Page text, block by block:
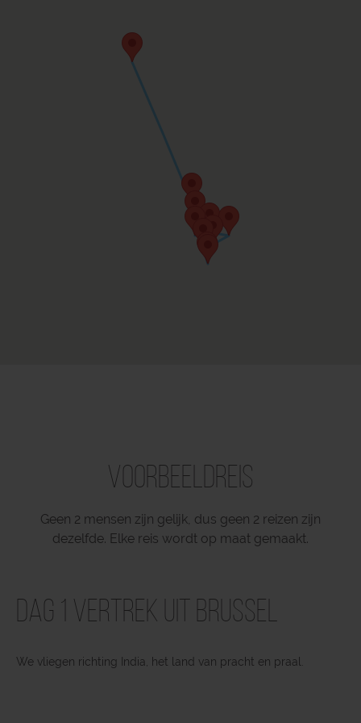
Voorbeeldreis
Geen 2 mensen zijn gelijk, dus geen 2 reizen zijn
dezelfde. Elke reis wordt op maat gemaakt.
Dag 1 Vertrek uit Brussel
We vliegen richting India, het land van pracht en praal.